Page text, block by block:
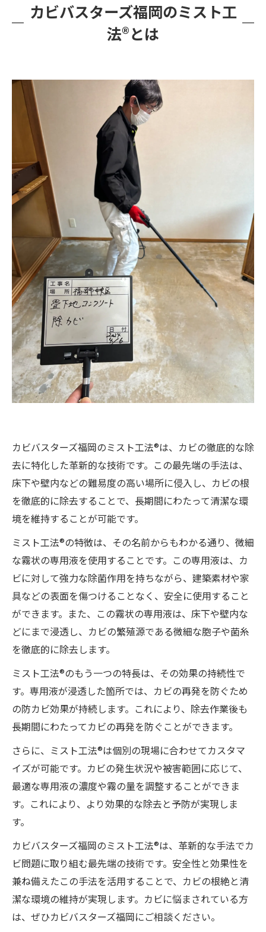
カビバスターズ福岡のミスト工
法®とは
カビバスターズ福岡のミスト工法®は、カビの徹底的な除
去に特化した革新的な技術です。この最先端の手法は、
床下や壁内などの難易度の高い場所に侵入し、カビの根
を徹底的に除去することで、長期間にわたって清潔な環
境を維持することが可能です。
ミスト工法®の特徴は、その名前からもわかる通り、微細
な霧状の専用液を使用することです。この専用液は、カ
ビに対して強力な除菌作用を持ちながら、建築素材や家
具などの表面を傷つけることなく、安全に使用すること
ができます。また、この霧状の専用液は、床下や壁内な
どにまで浸透し、カビの繁殖源である微細な胞子や菌糸
を徹底的に除去します。
ミスト工法®のもう一つの特長は、その効果の持続性で
す。専用液が浸透した箇所では、カビの再発を防ぐため
の防カビ効果が持続します。これにより、除去作業後も
長期間にわたってカビの再発を防ぐことができます。
さらに、ミスト工法®は個別の現場に合わせてカスタマ
イズが可能です。カビの発生状況や被害範囲に応じて、
最適な専用液の濃度や霧の量を調整することができま
す。これにより、より効果的な除去と予防が実現しま
す。
カビバスターズ福岡のミスト工法®は、革新的な手法でカ
ビ問題に取り組む最先端の技術です。安全性と効果性を
兼ね備えたこの手法を活用することで、カビの根絶と清
潔な環境の維持が実現します。カビに悩まされている方
は、ぜひカビバスターズ福岡にご相談ください。